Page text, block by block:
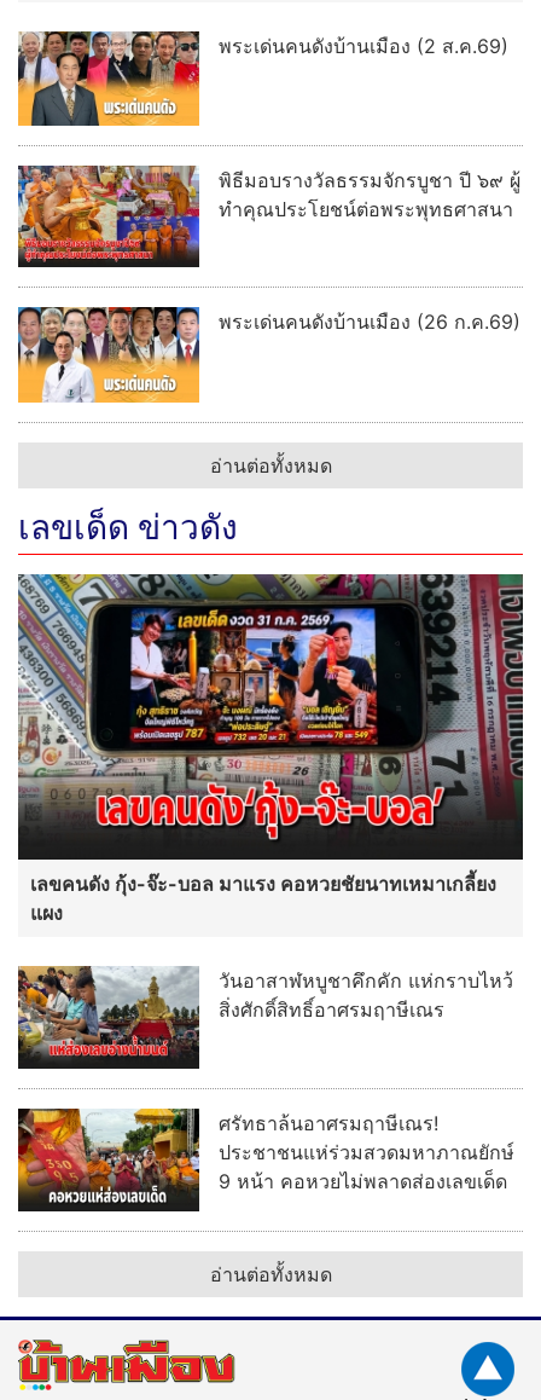
พระเด่นคนดังบ้านเมือง (2 ส.ค.69)
พิธีมอบรางวัลธรรมจักรบูชา ปี ๖๙ ผู้
ทำคุณประโยชน์ต่อพระพุทธศาสนา
พระเด่นคนดังบ้านเมือง (26 ก.ค.69)
อ่านต่อทั้งหมด
เลขเด็ด ข่าวดัง
เลขคนดัง กุ้ง-จ๊ะ-บอล มาแรง คอหวยชัยนาทเหมาเกลี้ยง
แผง
วันอาสาฬหบูชาคึกคัก แห่กราบไหว้
สิ่งศักดิ์สิทธิ์อาศรมฤาษีเณร
ศรัทธาล้นอาศรมฤาษีเณร!
ประชาชนแห่ร่วมสวดมหาภาณยักษ์
9 หน้า คอหวยไม่พลาดส่องเลขเด็ด
อ่านต่อทั้งหมด